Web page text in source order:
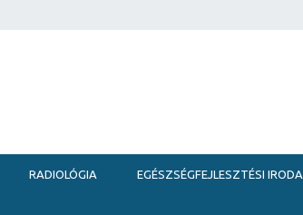
RADIOLÓGIA EGÉSZSÉGFEJLESZTÉSI IRODA